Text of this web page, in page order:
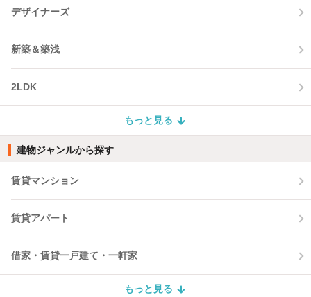
デザイナーズ
新築＆築浅
2LDK
もっと見る
建物ジャンルから探す
賃貸マンション
賃貸アパート
借家・賃貸一戸建て・一軒家
もっと見る